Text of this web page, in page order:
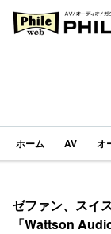
PHILE WEB｜
ホーム AV オ
ゼファン、スイ
「Wattson